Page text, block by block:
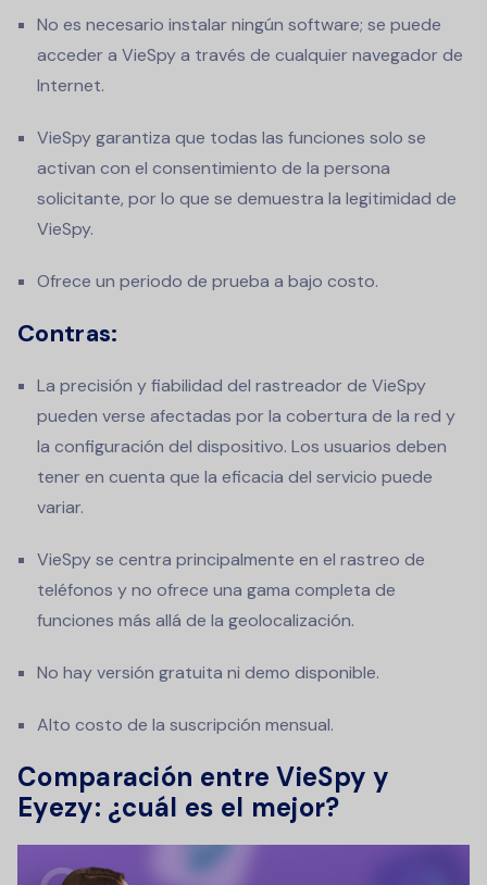
No es necesario instalar ningún software; se puede
acceder a VieSpy a través de cualquier navegador de
Internet.
VieSpy garantiza que todas las funciones solo se
activan con el consentimiento de la persona
solicitante, por lo que se demuestra la legitimidad de
VieSpy.
Ofrece un periodo de prueba a bajo costo.
Contras:
La precisión y fiabilidad del rastreador de VieSpy
pueden verse afectadas por la cobertura de la red y
la configuración del dispositivo. Los usuarios deben
tener en cuenta que la eficacia del servicio puede
variar.
VieSpy se centra principalmente en el rastreo de
teléfonos y no ofrece una gama completa de
funciones más allá de la geolocalización.
No hay versión gratuita ni demo disponible.
Alto costo de la suscripción mensual.
Comparación entre VieSpy y
Eyezy: ¿cuál es el mejor?